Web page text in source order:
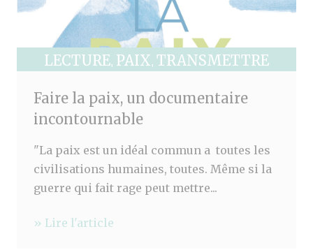
LECTURE, PAIX, TRANSMETTRE
Faire la paix, un documentaire
incontournable
"La paix est un idéal commun a toutes les
civilisations humaines, toutes. Même si la
guerre qui fait rage peut mettre...
» Lire l'article